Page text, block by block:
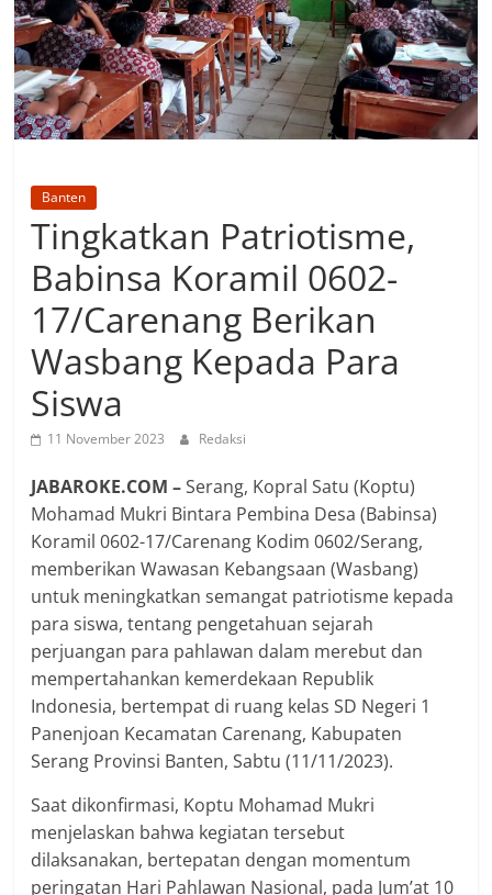
Banten
Tingkatkan Patriotisme,
Babinsa Koramil 0602-
17/Carenang Berikan
Wasbang Kepada Para
Siswa
11 November 2023 Redaksi
JABAROKE.COM –Serang, Kopral Satu (Koptu)
Mohamad Mukri Bintara Pembina Desa (Babinsa)
Koramil 0602-17/Carenang Kodim 0602/Serang,
memberikan Wawasan Kebangsaan (Wasbang)
untuk meningkatkan semangat patriotisme kepada
para siswa, tentang pengetahuan sejarah
perjuangan para pahlawan dalam merebut dan
mempertahankan kemerdekaan Republik
Indonesia, bertempat di ruang kelas SD Negeri 1
Panenjoan Kecamatan Carenang, Kabupaten
Serang Provinsi Banten, Sabtu (11/11/2023).
Saat dikonfirmasi, Koptu Mohamad Mukri
menjelaskan bahwa kegiatan tersebut
dilaksanakan, bertepatan dengan momentum
peringatan Hari Pahlawan Nasional, pada Jum’at 10